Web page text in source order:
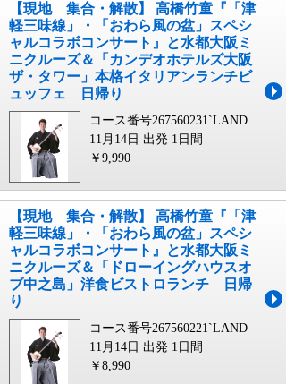
【現地 集合・解散】 高橋竹童『「津
軽三味線」・「おわら風の盆」スペシ
ャルコラボコンサート』と水都大阪ミ
ニクルーズ＆「カンデオホテルズ大阪
ザ・タワー」本格イタリアンランチビ
ュッフェ 日帰り
コース番号267560231`LAND
11月14日 出発 1日間
￥9,990
【現地 集合・解散】 高橋竹童『「津
軽三味線」・「おわら風の盆」スペシ
ャルコラボコンサート』と水都大阪ミ
ニクルーズ＆「ドローイングハウスオ
ブ中之島」洋食ビストロランチ 日帰
り
コース番号267560221`LAND
11月14日 出発 1日間
￥8,990